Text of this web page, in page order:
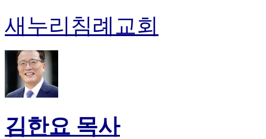
새누리침례교회
김한요 목사